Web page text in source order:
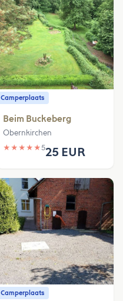
Camperplaats
Beim Buckeberg
Obernkirchen
★ ★ ★ ★ ★525 EUR
Camperplaats